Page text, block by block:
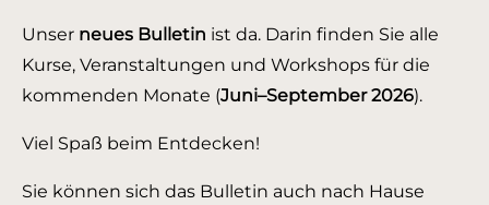
Unser neues Bulletin ist da. Darin finden Sie alle
Kurse, Veranstaltungen und Workshops für die
kommenden Monate (Juni–September 2026).
Viel Spaß beim Entdecken!
Sie können sich das Bulletin auch nach Hause